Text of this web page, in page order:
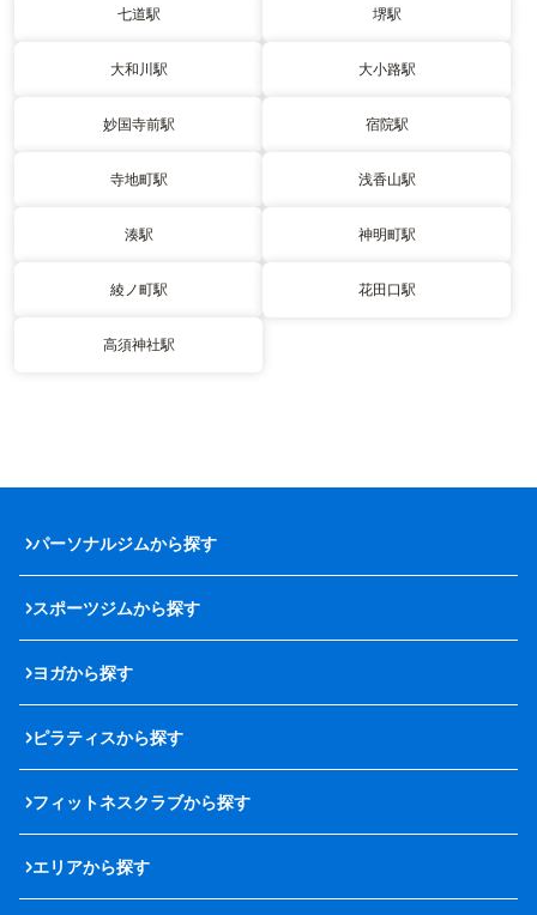
七道駅 堺駅
大和川駅 大小路駅
妙国寺前駅 宿院駅
寺地町駅 浅香山駅
湊駅 神明町駅
綾ノ町駅 花田口駅
高須神社駅
パーソナルジムから探す
スポーツジムから探す
ヨガから探す
ピラティスから探す
フィットネスクラブから探す
エリアから探す